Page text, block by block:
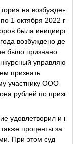
на
1 октября 2022
была
возбуждено
было признано
признать
участнику ООО
рублей по
удовлетворил и
проценты за
При этом суд